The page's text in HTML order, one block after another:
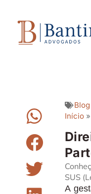
Início»
SUS
A